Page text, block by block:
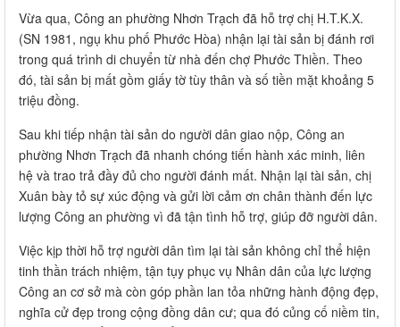
Vừa qua, Công an phường Nhơn Trạch đã hỗ trợ chị H.T.K.X.
(SN 1981, ngụ khu phố Phước Hòa) nhận lại tài sản bị đánh rơi
trong quá trình di chuyển từ nhà đến chợ Phước Thiền. Theo
đó, tài sản bị mất gồm giấy tờ tùy thân và số tiền mặt khoảng 5
triệu đồng.
Sau khi tiếp nhận tài sản do người dân giao nộp, Công an
phường Nhơn Trạch đã nhanh chóng tiến hành xác minh, liên
hệ và trao trả đầy đủ cho người đánh mất. Nhận lại tài sản, chị
Xuân bày tỏ sự xúc động và gửi lời cảm ơn chân thành đến lực
lượng Công an phường vì đã tận tình hỗ trợ, giúp đỡ người dân.
Việc kịp thời hỗ trợ người dân tìm lại tài sản không chỉ thể hiện
tinh thần trách nhiệm, tận tụy phục vụ Nhân dân của lực lượng
Công an cơ sở mà còn góp phần lan tỏa những hành động đẹp,
nghĩa cử đẹp trong cộng đồng dân cư; qua đó củng cố niềm tin,